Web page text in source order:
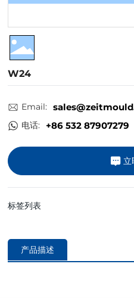
联系我们
W24
Email:
电话: +86 532 87907279
立
标签列表
产品描述